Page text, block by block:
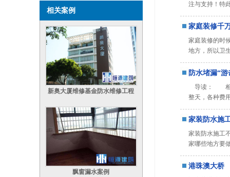
相关案例
新奥大厦维修基金防水维修工程
飘窗漏水案例
注与支持！特
家庭装修千
家庭装修的时
地方，所以卫
防水堵漏“
导读： 相信
整天，各种费
家装防水施
家装防水施工
家哪些地方要
港珠澳大桥